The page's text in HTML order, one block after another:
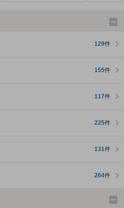
129件
155件
117件
225件
131件
264件